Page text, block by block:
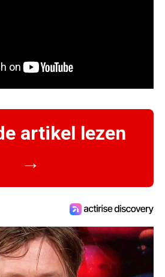
artikel lezen
→